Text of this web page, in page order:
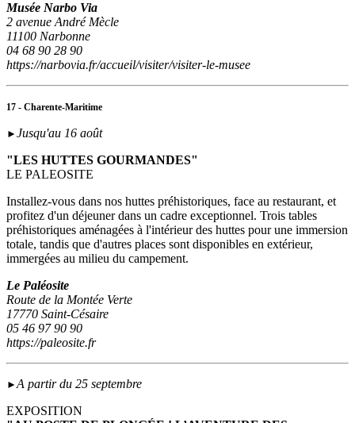
Musée Narbo Via
2 avenue André Mècle
11100 Narbonne
04 68 90 28 90
https://narbovia.fr/accueil/visiter/visiter-le-musee
17 - Charente-Maritime
► Jusqu'au 16 août
"LES HUTTES GOURMANDES"
LE PALEOSITE
Installez-vous dans nos huttes préhistoriques, face au restaurant, et
profitez d'un déjeuner dans un cadre exceptionnel. Trois tables
préhistoriques aménagées à l'intérieur des huttes pour une immersion
totale, tandis que d'autres places sont disponibles en extérieur,
immergées au milieu du campement.
Le Paléosite
Route de la Montée Verte
17770 Saint-Césaire
05 46 97 90 90
https://paleosite.fr
►A partir du 25 septembre
EXPOSITION